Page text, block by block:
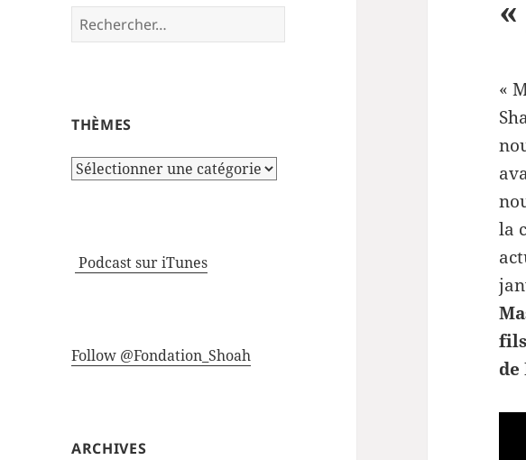
Rechercher :
THÈMES
Thèmes
Podcast sur iTunes
Follow @Fondation_Shoah
ARCHIVES
«
la
de